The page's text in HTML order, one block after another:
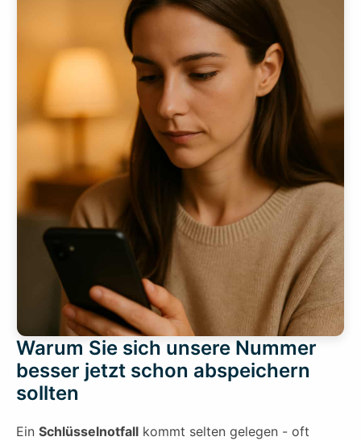
Warum Sie sich unsere Nummer
besser jetzt schon abspeichern
sollten
Ein Schlüsselnotfall kommt selten gelegen - oft